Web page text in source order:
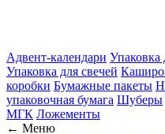
Адвент-календари Упаковка
Упаковка для свечей
коробки Бумажные пакеты
упаковочная бумага Шуберы
МГК Ложементы
← Меню